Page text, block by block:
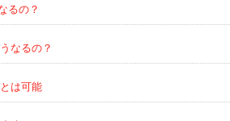
るの？
なるの？
は可能